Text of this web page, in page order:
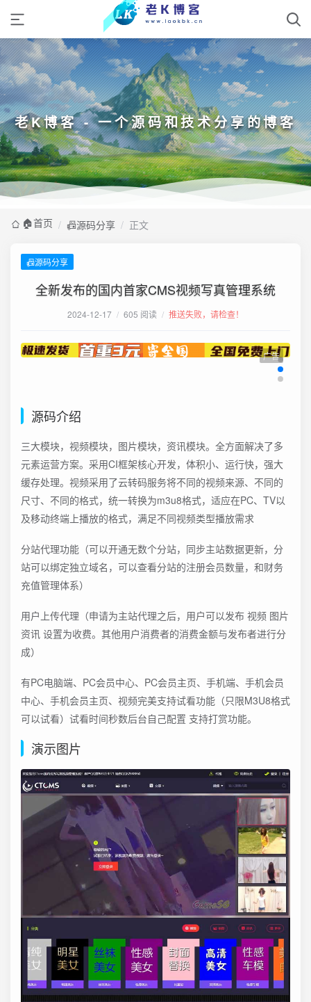
老K博客 - 一个源码和技术分享的博客
🏠️首页 / 📠源码分享 / 正文
📠源码分享
全新发布的国内首家CMS视频写真管理系统
2024-12-17 / 605 阅读 / 推送失败，请检查！
广告
源码介绍
三大模块，视频模块，图片模块，资讯模块。全方面解决了多
元素运营方案。采用CI框架核心开发，体积小、运行快，强大
缓存处理。视频采用了云转码服务将不同的视频来源、不同的
尺寸、不同的格式，统一转换为m3u8格式，适应在PC、TV以
及移动终端上播放的格式，满足不同视频类型播放需求
分站代理功能（可以开通无数个分站，同步主站数据更新，分
站可以绑定独立域名，可以查看分站的注册会员数量，和财务
充值管理体系）
用户上传代理（申请为主站代理之后，用户可以发布 视频 图片
资讯 设置为收费。其他用户消费者的消费金额与发布者进行分
成）
有PC电脑端、PC会员中心、PC会员主页、手机端、手机会员
中心、手机会员主页、视频完美支持试看功能（只限M3U8格式
可以试看）试看时间秒数后台自己配置 支持打赏功能。
演示图片